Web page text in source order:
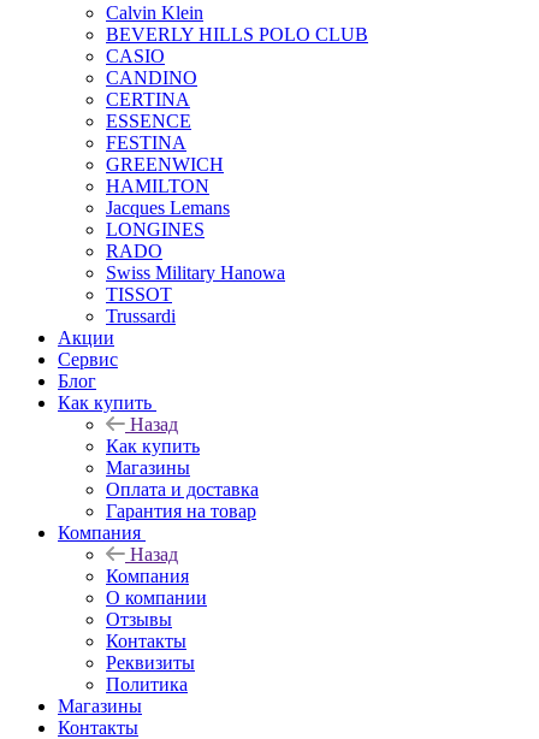
Calvin Klein
BEVERLY HILLS POLO CLUB
CASIO
CANDINO
CERTINA
ESSENCE
FESTINA
GREENWICH
HAMILTON
Jacques Lemans
LONGINES
RADO
Swiss Military Hanowa
TISSOT
Trussardi
Акции
Сервис
Блог
Как купить
Назад
Как купить
Магазины
Оплата и доставка
Гарантия на товар
Компания
Назад
Компания
О компании
Отзывы
Контакты
Реквизиты
Политика
Магазины
Контакты